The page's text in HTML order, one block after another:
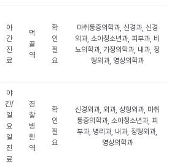
야
간
진
료
먹
골
역
확
인
필
요
마취통증의학과, 신경과, 신경
외과, 소아청소년과, 피부과, 비
뇨의학과, 가정의학과, 내과, 정
형외과, 영상의학과
야
간/
일
요
일
진
료
경
찰
병
원
역
확
인
필
요
신경외과, 외과, 성형외과, 마취
통증의학과, 소아청소년과, 피
부과, 병리과, 내과, 정형외과,
영상의학과